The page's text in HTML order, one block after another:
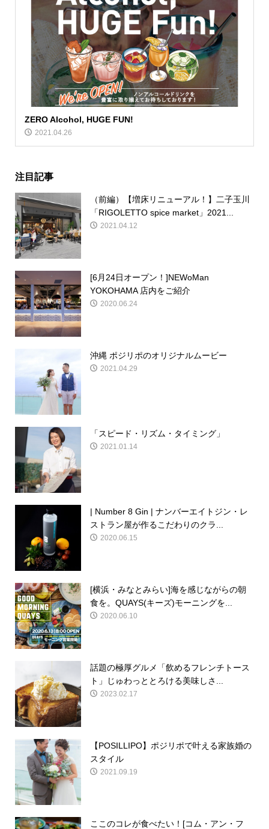
ZERO Alcohol, HUGE FUN!
2021.04.26
注目記事
（前編）【増床リニューアル！】二子玉川
「RIGOLETTO spice market」2021...
2021.04.12
[6月24日オープン！]NEWoMan
YOKOHAMA 店内をご紹介
2020.06.24
沖縄 ポジリポのオリジナルムービー
2021.04.29
「スピード・リズム・タイミング」
2021.01.14
| Number 8 Gin | ナンバーエイトジン・レ
ストラン屋が作るこだわりのクラ...
2020.06.15
[横浜・みなとみらい]海を感じながらの朝
食を。QUAYS(キーズ)モーニングを...
2020.06.10
話題の極厚グルメ「飲めるフレンチトース
ト」じゅわっととろける美味しさ...
2023.02.17
【POSILLIPO】ポジリポで叶える家族婚の
スタイル
2021.09.19
ここのコレが食べたい！[コム・アン・フ